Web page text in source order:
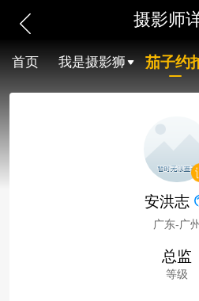
摄影师
首页 我是摄影狮 茄子约
安洪志
广东-广州
总监
等级